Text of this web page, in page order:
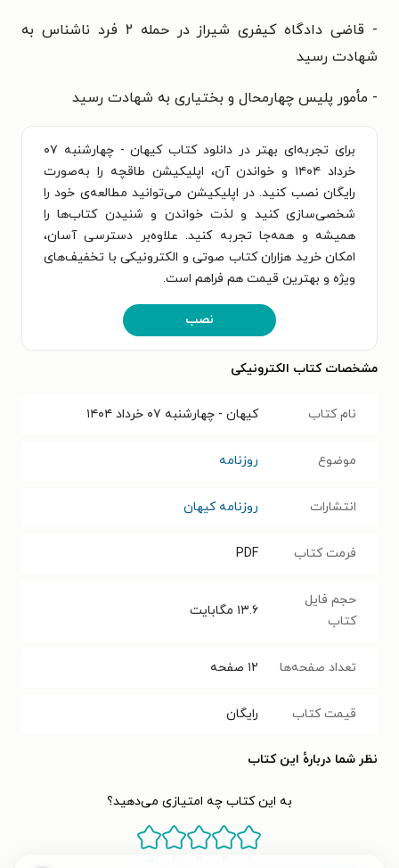
- قاضی دادگاه کیفری شیراز در حمله ۲ فرد ناشناس به
شهادت رسید
- مأمور پلیس چهارمحال و بختیاری به شهادت رسید
برای تجربه‌ای بهتر در دانلود کتاب کیهان - چهارشنبه ۰۷
خرداد ۱۴۰۴ و خواندن آن، اپلیکیشن طاقچه را به‌صورت
رایگان نصب کنید. در اپلیکیشن می‌توانید مطالعه‌ی خود را
شخصی‌سازی کنید و لذت خواندن و شنیدن کتاب‌ها را
همیشه و همه‌جا تجربه کنید. علاوه‌بر دسترسی آسان،
امکان خرید هزاران کتاب صوتی و الکترونیکی با تخفیف‌های
ویژه و بهترین قیمت هم فراهم است.
نصب
مشخصات کتاب الکترونیکی
نام کتاب کیهان - چهارشنبه ۰۷ خرداد ۱۴۰۴
موضوع روزنامه
انتشارات روزنامه کیهان
فرمت کتاب PDF
حجم فایل
کتاب
۱۳.۶ مگابایت
تعداد صفحه‌ها ۱۲ صفحه
قیمت کتاب رایگان
نظر شما دربارهٔ این کتاب
به این کتاب چه امتیازی می‌دهید؟